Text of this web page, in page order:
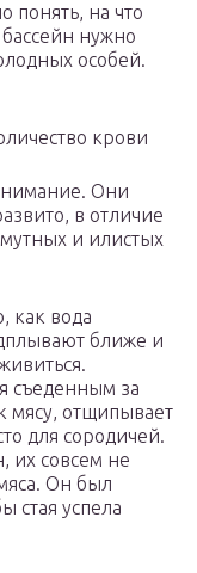
понять, на что
нужно
особей.
крови
Они
в отличие
и илистых
как вода
ближе и
съеденным за
мясу, отщипывает
для сородичей.
их совсем не
Он был
стая успела